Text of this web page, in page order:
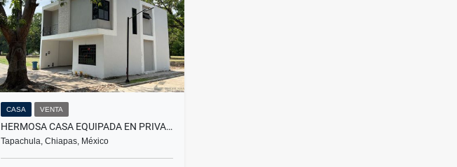
CASA VENTA
HERMOSA CASA EQUIPADA EN PRIVADA LAS ÁNIMAS TAPACHULA, CHIAPAS
Tapachula, Chiapas, México